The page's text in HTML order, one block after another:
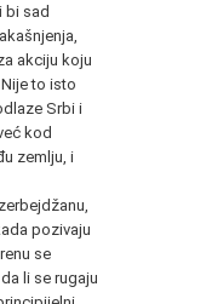
bi sad
akciju koju
to isto
Srbi i
kod
zemlju, i
pozivaju
se
li se rugaju